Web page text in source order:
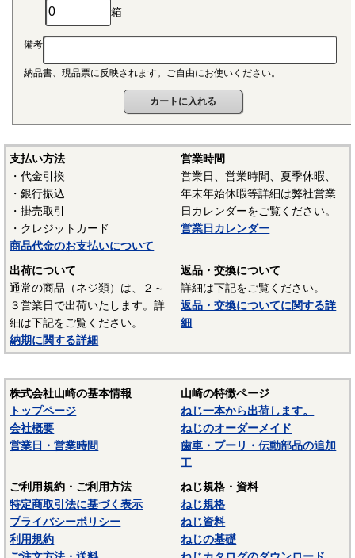
て幅広い分野で用いられています。
結晶性のエンジニアリングプラスチックです。バランスの
取れた機械的性質を有し、かつ優れた耐疲労性で、耐クリー
プ性、摩擦摩耗特性、耐薬品性を備えていることから、金属
おいて広く用いられています。
■ポリアミド（ナイロン、PA）
〇連続使用温度PA6-65℃/PA66-75℃（UL認定温度）〇燃焼性
UL94 V-2
結晶性のエンジニアリングプラスチックです。強靭な材料
で摩擦係数が小さく、しかも耐摩耗性で、自己潤滑性に優れ
ています。耐油性、耐薬品性もよいので機械材料に最適な材
料でありますが、吸湿性が高いので設計上配慮しなければな
らないという問題点もあります。
■ポリスライダー
優れたポリアミドの性質を活かし組成中に黒鉛粒子を均一
に分散させ、浮遊状態にある黒鉛粒子をテープの表面に偏平
状の黒鉛層となるよう製造されたものです。面圧によるクリ
ープ変形はほとんどなく、耐クリープ性、摩擦・摩耗性に優
れておりスラストワッシャーとして各種構造用機器部品に用
いられています。
（以上はサンコーインダストリー様資料抜粋）
表面処理：生地
表面処理を施していない、素材そのままの状態です。鉄の
箱
備考
納品書、現品票に反映されます。ご自由にお使いください。
支払い方法
・代金引換
・銀行振込
・掛売取引
・クレジットカード
商品代金のお支払いについて
営業時間
営業日、営業時間、夏季休暇、
年末年始休暇等詳細は弊社営業
日カレンダーをご覧ください。
営業日カレンダー
出荷について
通常の商品（ネジ類）は、２～
３営業日で出荷いたします。詳
細は下記をご覧ください。
納期に関する詳細
返品・交換について
詳細は下記をご覧ください。
返品・交換についてに関する詳
細
株式会社山崎の基本情報
トップページ
会社概要
営業日・営業時間
山崎の特徴ページ
ねじ一本から出荷します。
ねじのオーダーメイド
歯車・プーリ・伝動部品の追加
工
ご利用規約・ご利用方法
特定商取引法に基づく表示
プライバシーポリシー
利用規約
ねじ規格・資料
ねじ規格
ねじ資料
ねじの基礎